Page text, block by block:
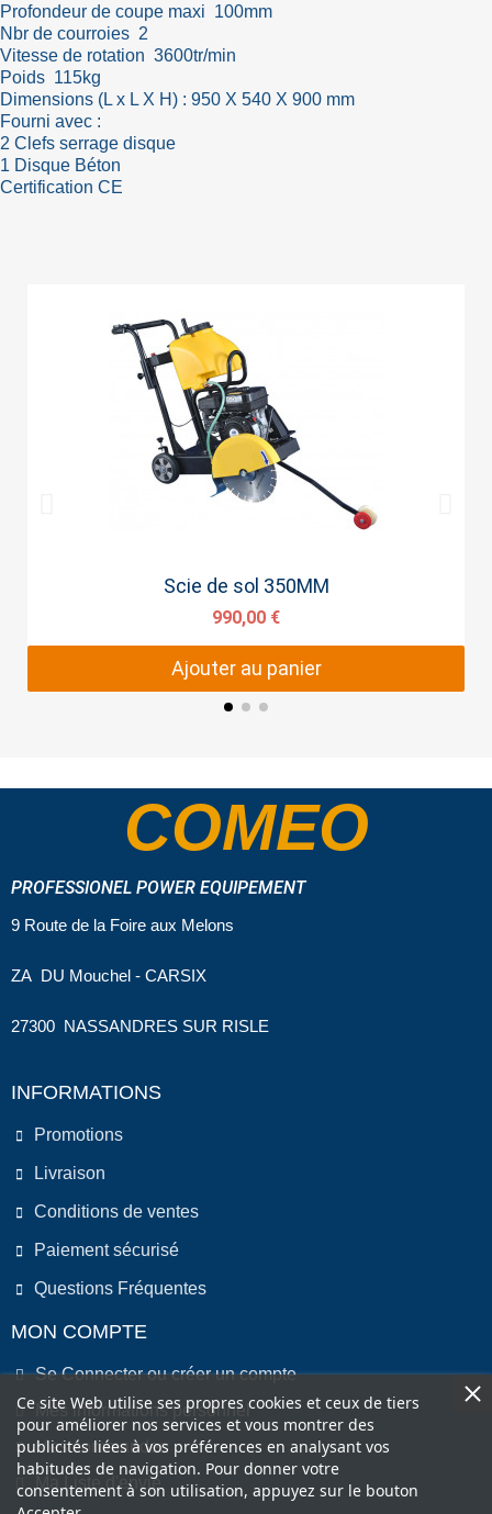
Profondeur de coupe maxi 100mm
Nbr de courroies 2
Vitesse de rotation 3600tr/min
Poids 115kg
Dimensions (L x L X H) : 950 X 540 X 900 mm
Fourni avec :
2 Clefs serrage disque
1 Disque Béton
Certification CE
Aperçu rapide
Scie de sol 350MM
990,00 €
Ajouter au panier
COMEO
PROFESSIONEL POWER EQUIPEMENT
9 Route de la Foire aux Melons
ZA DU Mouchel - CARSIX
27300 NASSANDRES SUR RISLE
INFORMATIONS
Promotions
Livraison
Conditions de ventes
Paiement sécurisé
Questions Fréquentes
MON COMPTE
Se Connecter ou créer un compte
Mes informations personnel
Mes commandes
Ma Liste d'envie
Ce site Web utilise ses propres cookies et ceux de tiers
pour améliorer nos services et vous montrer des
publicités liées à vos préférences en analysant vos
habitudes de navigation. Pour donner votre
consentement à son utilisation, appuyez sur le bouton